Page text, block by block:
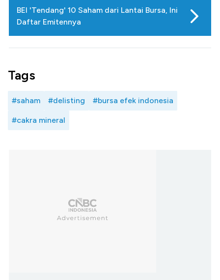
BEI 'Tendang' 10 Saham dari Lantai Bursa, Ini
Daftar Emitennya
Tags
#saham #delisting #bursa efek indonesia
#cakra mineral